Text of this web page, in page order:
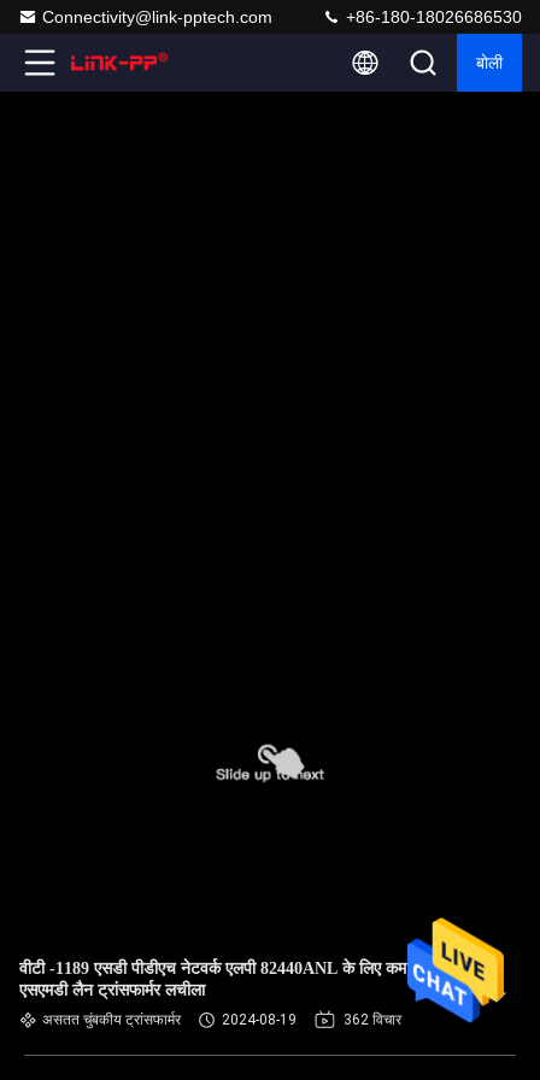
Connectivity@link-pptech.com +86-180-18026686530
बोली
वीटी -1189 एसडी पीडीएच नेटवर्क एलपी 82440ANL के लिए कम प्रोफ़ाइल
एसएमडी लैन ट्रांसफार्मर लचीला
असतत चुंबकीय ट्रांसफार्मर 2024-08-19 362 विचार